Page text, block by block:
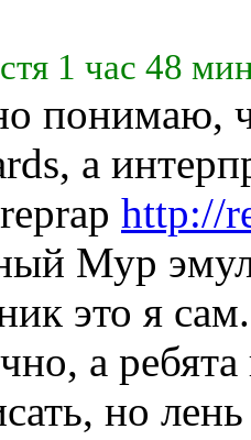
1 час 48
понимаю,
а
http://
Мур
это я
а
но